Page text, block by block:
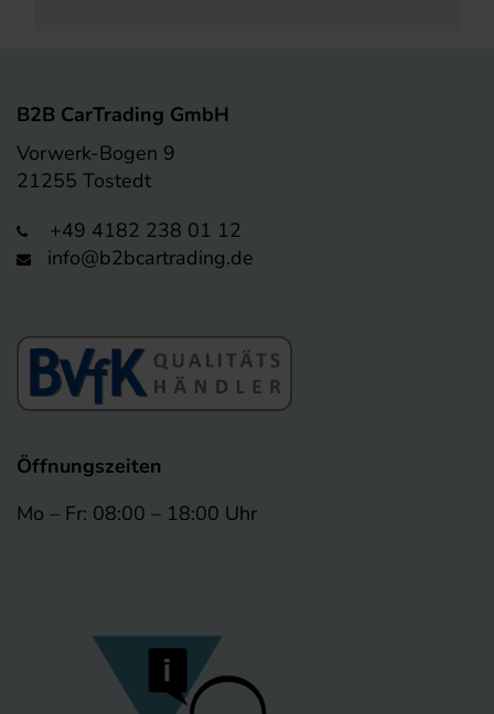
B2B CarTrading GmbH
Vorwerk-Bogen 9
21255 Tostedt
+49 4182 238 01 12
info@b2bcartrading.de
Öffnungszeiten
Mo – Fr: 08:00 – 18:00 Uhr